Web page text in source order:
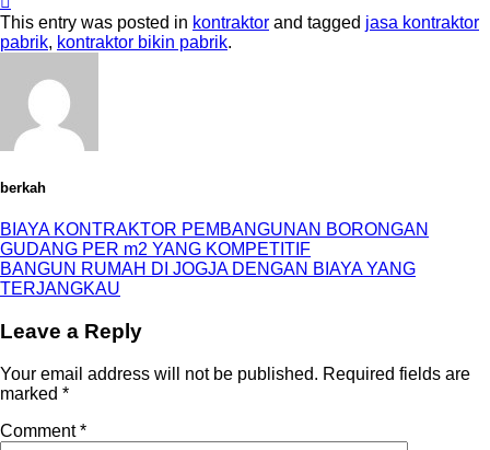
This entry was posted in kontraktor and tagged jasa kontraktor
pabrik, kontraktor bikin pabrik.
berkah
BIAYA KONTRAKTOR PEMBANGUNAN BORONGAN
GUDANG PER m2 YANG KOMPETITIF
BANGUN RUMAH DI JOGJA DENGAN BIAYA YANG
TERJANGKAU
Leave a Reply
Your email address will not be published. Required fields are
marked *
Comment*